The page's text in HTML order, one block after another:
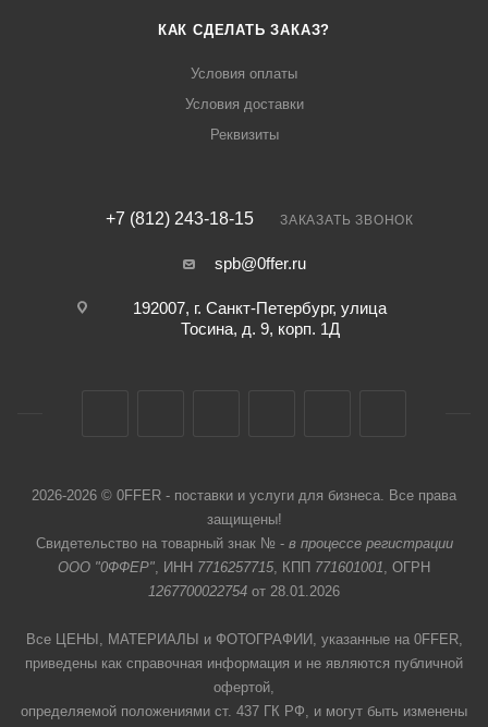
КАК СДЕЛАТЬ ЗАКАЗ?
Условия оплаты
Условия доставки
Реквизиты
+7 (812) 243-18-15 ЗАКАЗАТЬ ЗВОНОК
spb@0ffer.ru
192007, г. Санкт-Петербург, улица
Тосина, д. 9, корп. 1Д
2026-2026 © 0FFER - поставки и услуги для бизнеса. Все права
защищены!
Свидетельство на товарный знак № - в процессе регистрации
ООО "0ФФЕР", ИНН 7716257715, КПП 771601001, ОГРН
1267700022754 от 28.01.2026
Все ЦЕНЫ, МАТЕРИАЛЫ и ФОТОГРАФИИ, указанные на 0FFER,
приведены как справочная информация и не являются публичной
офертой,
определяемой положениями ст. 437 ГК РФ, и могут быть изменены